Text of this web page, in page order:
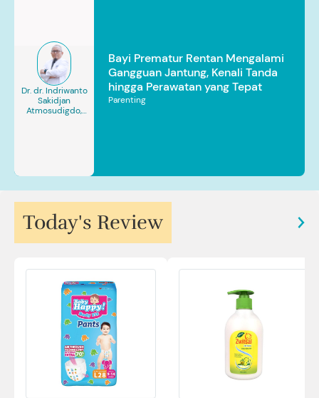
Dr. dr. Indriwanto
Sakidjan
Atmosudigdo,
Bayi Prematur Rentan Mengalami
Gangguan Jantung, Kenali Tanda
hingga Perawatan yang Tepat
Parenting
Today's Review